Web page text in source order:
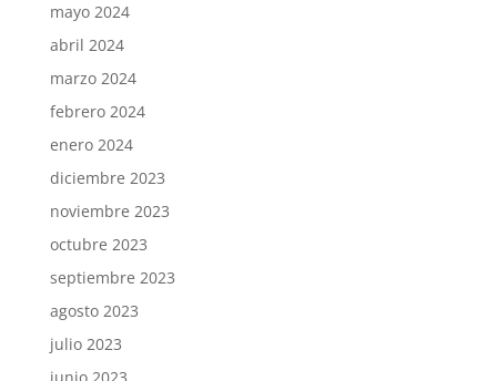
mayo 2024
abril 2024
marzo 2024
febrero 2024
enero 2024
diciembre 2023
noviembre 2023
octubre 2023
septiembre 2023
agosto 2023
julio 2023